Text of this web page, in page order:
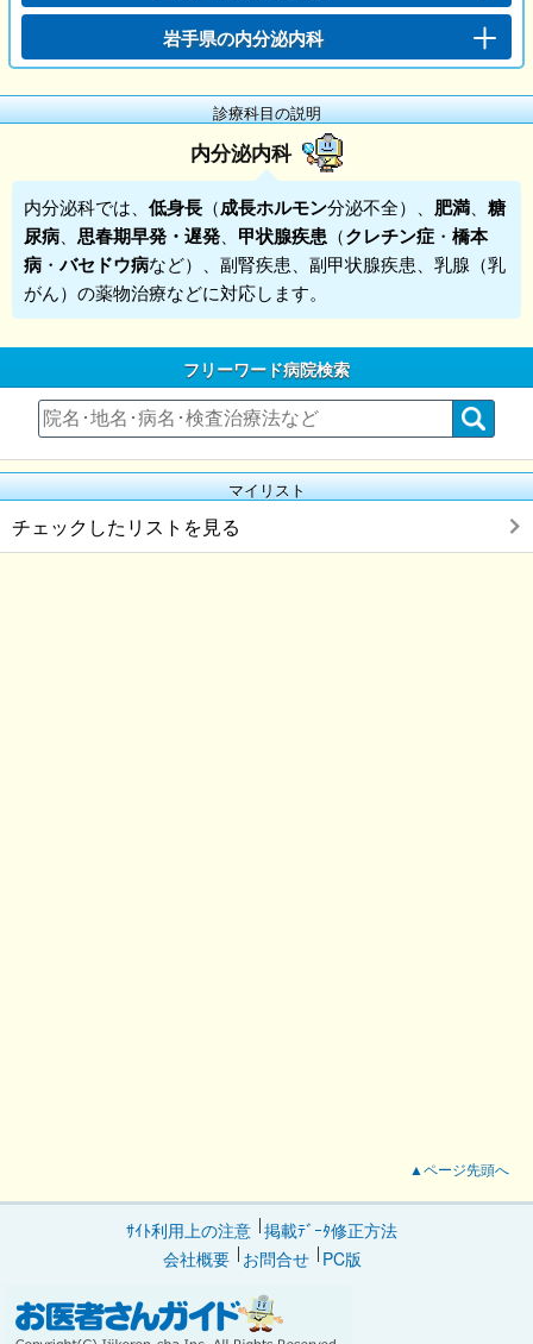
岩手県の内分泌内科
診療科目の説明
内分泌内科
内分泌科では、 低身長 （成長ホルモン分泌不全）、 肥満
糖
尿病
思春期早発・遅発 甲状腺疾患 （クレチン症 ・ 橋本
病 ・バセドウ病など）、副腎疾患、副甲状腺疾患、乳腺（乳
がん）の薬物治療などに対応します。
フリーワード病院検索
マイリスト
チェックしたリストを見る
▲ページ先頭へ
ｻｲﾄ利用上の注意 掲載ﾃﾞｰﾀ修正方法
会社概要
お問合せ PC版